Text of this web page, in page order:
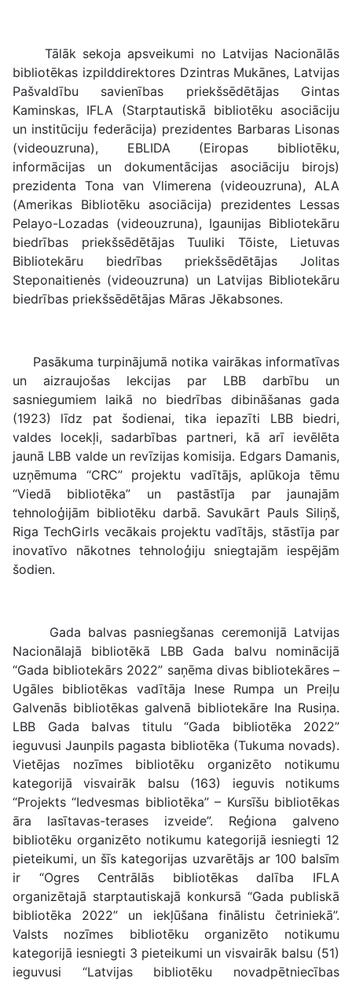
Tālāk sekoja apsveikumi no Latvijas Nacionālās
bibliotēkas izpilddirektores Dzintras Mukānes, Latvijas
Pašvaldību savienības priekšsēdētājas Gintas
Kaminskas, IFLA (Starptautiskā bibliotēku asociāciju
un institūciju federācija) prezidentes Barbaras Lisonas
(videouzruna), EBLIDA (Eiropas bibliotēku,
informācijas un dokumentācijas asociāciju birojs)
prezidenta Tona van Vlimerena (videouzruna), ALA
(Amerikas Bibliotēku asociācija) prezidentes Lessas
Pelayo-Lozadas (videouzruna), Igaunijas Bibliotekāru
biedrības priekšsēdētājas Tuuliki Tõiste, Lietuvas
Bibliotekāru biedrības priekšsēdētājas Jolitas
Steponaitienės (videouzruna) un Latvijas Bibliotekāru
biedrības priekšsēdētājas Māras Jēkabsones.
Pasākuma turpinājumā notika vairākas informatīvas
un aizraujošas lekcijas par LBB darbību un
sasniegumiem laikā no biedrības dibināšanas gada
(1923) līdz pat šodienai, tika iepazīti LBB biedri,
valdes locekļi, sadarbības partneri, kā arī ievēlēta
jaunā LBB valde un revīzijas komisija. Edgars Damanis,
uzņēmuma “CRC” projektu vadītājs, aplūkoja tēmu
“Viedā bibliotēka” un pastāstīja par jaunajām
tehnoloģijām bibliotēku darbā. Savukārt Pauls Siliņš,
Riga TechGirls vecākais projektu vadītājs, stāstīja par
inovatīvo nākotnes tehnoloģiju sniegtajām iespējām
šodien.
Gada balvas pasniegšanas ceremonijā Latvijas
Nacionālajā bibliotēkā LBB Gada balvu nominācijā
“Gada bibliotekārs 2022” saņēma divas bibliotekāres –
Ugāles bibliotēkas vadītāja Inese Rumpa un Preiļu
Galvenās bibliotēkas galvenā bibliotekāre Ina Rusiņa.
LBB Gada balvas titulu “Gada bibliotēka 2022”
ieguvusi Jaunpils pagasta bibliotēka (Tukuma novads).
Vietējas nozīmes bibliotēku organizēto notikumu
kategorijā visvairāk balsu (163) ieguvis notikums
“Projekts “Iedvesmas bibliotēka” – Kursīšu bibliotēkas
āra lasītavas-terases izveide”. Reģiona galveno
bibliotēku organizēto notikumu kategorijā iesniegti 12
pieteikumi, un šīs kategorijas uzvarētājs ar 100 balsīm
ir “Ogres Centrālās bibliotēkas dalība IFLA
organizētajā starptautiskajā konkursā “Gada publiskā
bibliotēka 2022” un iekļūšana finālistu četriniekā”.
Valsts nozīmes bibliotēku organizēto notikumu
kategorijā iesniegti 3 pieteikumi un visvairāk balsu (51)
ieguvusi “Latvijas bibliotēku novadpētniecības